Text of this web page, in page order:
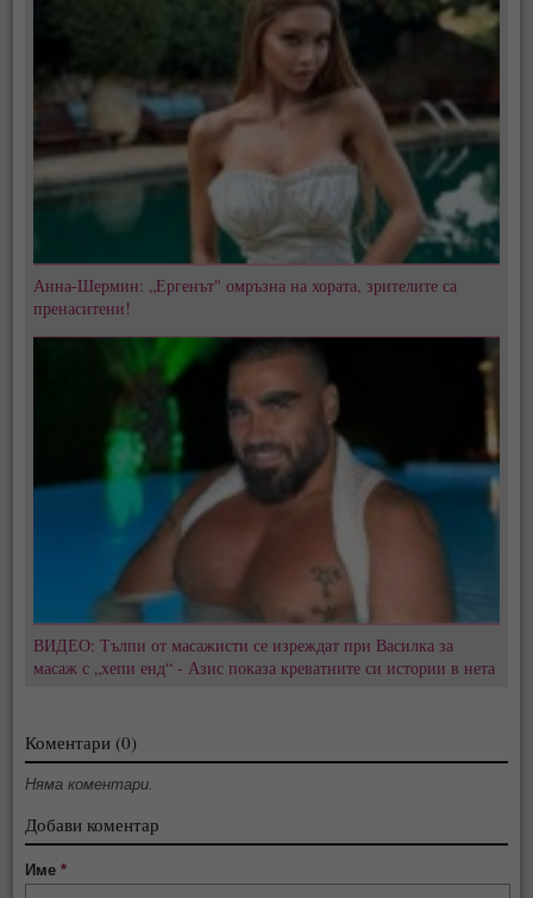
Анна-Шермин: „Ергенът" омръзна на хората, зрителите са
пренаситени!
ВИДЕО: Тълпи от масажисти се изреждат при Василка за
масаж с „хепи енд“ - Азис показа креватните си истории в нета
Коментари (0)
Няма коментари.
Добави коментар
Име*